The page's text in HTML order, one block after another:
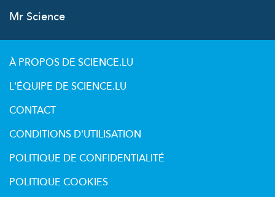
Mr Science
À PROPOS DE SCIENCE.LU
L'ÉQUIPE DE SCIENCE.LU
CONTACT
CONDITIONS D'UTILISATION
POLITIQUE DE CONFIDENTIALITÉ
POLITIQUE COOKIES